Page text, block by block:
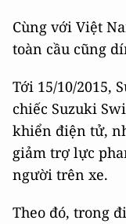
Cùng với Việt
toàn cầu cũng
Tới 15/10/2015,
chiếc Suzuki
khiển điện tử,
giảm trợ lực
người trên xe.
Theo đó, trong